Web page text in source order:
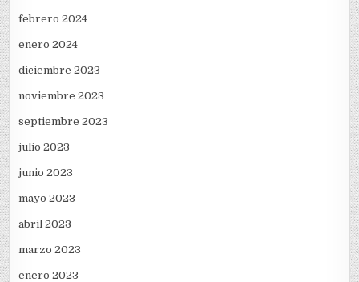
febrero 2024
enero 2024
diciembre 2023
noviembre 2023
septiembre 2023
julio 2023
junio 2023
mayo 2023
abril 2023
marzo 2023
enero 2023